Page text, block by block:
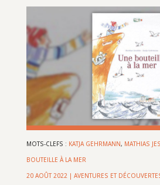
MOTS-CLEFS : KATJA GEHRMANN, MATHIAS
BOUTEILLE À LA MER
20 AOÛT 2022 | AVENTURES ET